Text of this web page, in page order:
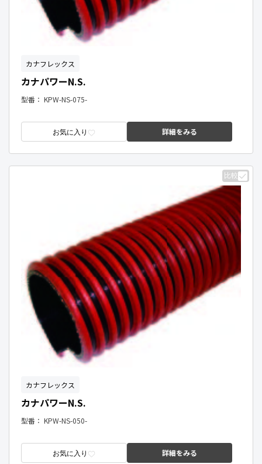
カナフレックス
カナパワーN.S.
型番： KPW-NS-075-
お気に入り 詳細をみる
比較
カナフレックス
カナパワーN.S.
型番： KPW-NS-050-
お気に入り 詳細をみる